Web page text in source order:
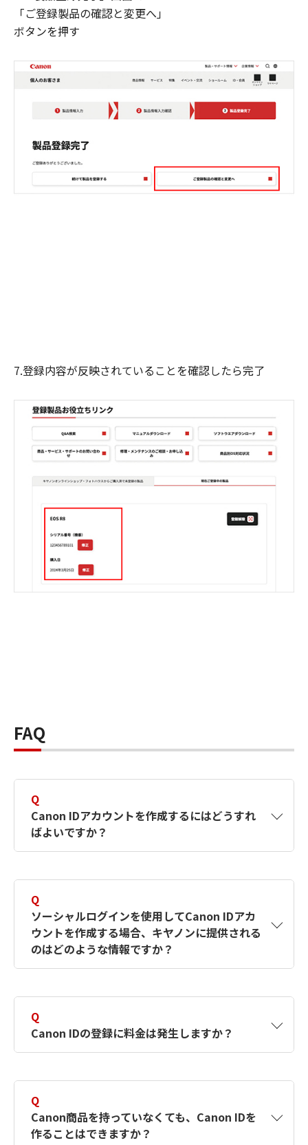
「ご登録製品の確認と変更へ」
ボタンを押す
7.登録内容が反映されていることを確認したら完了
FAQ
Q
Canon IDアカウントを作成するにはどうすれ
ばよいですか？
す。詳しい作成方法は【カメラ】Canon IDとは
何ですか？Canon IDの作成方法は？をご確認く
ださい。
Q
ソーシャルログインを使用してCanon IDアカ
ウントを作成する場合、キヤノンに提供される
のはどのような情報ですか？
択したサービスから取得します。アカウントを
簡単に作成できるように、この情報を使用して
Canon IDの登録フォームを入力します。
Q
Canon IDの登録に料金は発生しますか？
Q
Canon商品を持っていなくても、Canon IDを
作ることはできますか？